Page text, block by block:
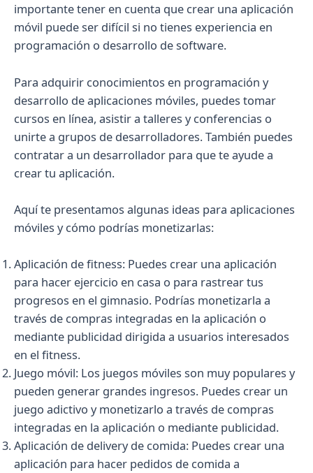
importante tener en cuenta que crear una aplicación
móvil puede ser difícil si no tienes experiencia en
programación o desarrollo de software.
Para adquirir conocimientos en programación y
desarrollo de aplicaciones móviles, puedes tomar
cursos en línea, asistir a talleres y conferencias o
unirte a grupos de desarrolladores. También puedes
contratar a un desarrollador para que te ayude a
crear tu aplicación.
Aquí te presentamos algunas ideas para aplicaciones
móviles y cómo podrías monetizarlas:
Aplicación de fitness: Puedes crear una aplicación
para hacer ejercicio en casa o para rastrear tus
progresos en el gimnasio. Podrías monetizarla a
través de compras integradas en la aplicación o
mediante publicidad dirigida a usuarios interesados
en el fitness.
Juego móvil: Los juegos móviles son muy populares y
pueden generar grandes ingresos. Puedes crear un
juego adictivo y monetizarlo a través de compras
integradas en la aplicación o mediante publicidad.
Aplicación de delivery de comida: Puedes crear una
aplicación para hacer pedidos de comida a